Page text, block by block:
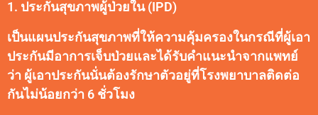
1. ประกันสุขภาพผู้ป่วยใน (IPD)
เป็นแผนประกันสุขภาพที่ให้ความคุ้มครองในกรณีที่ผู้เอา
ประกันมีอาการเจ็บป่วยและได้รับคำแนะนำจากแพทย์
ว่า ผู้เอาประกันนั่นต้องรักษาตัวอยู่ที่โรงพยาบาลติดต่อ
กันไม่น้อยกว่า 6 ชั่วโมง